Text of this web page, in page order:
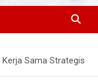
Sama Strategis